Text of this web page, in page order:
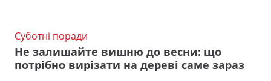
Суботні поради
Не залишайте вишню до весни: що
потрібно вирізати на дереві саме зараз